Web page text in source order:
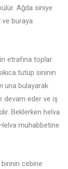
Ağda siniye
ve buraya
etrafına toplar.
tutup sininin
una bulayarak
devam eder ve iş
Beklerken helva
muhabbetine
cebine